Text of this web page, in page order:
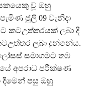
වූ ඔහු
ජුලි 09 වැනිදා
කටඋත්තරයක් ලබා දී
ලබා දුන්නේය.
සමාගමට තඹ
අපරාධ පරීක්ෂණ
දීමෙන් පසු ඔහු